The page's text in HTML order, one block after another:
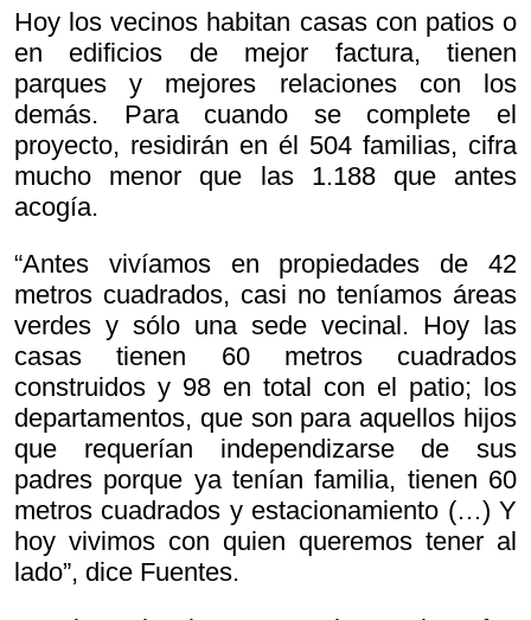
Hoy los vecinos habitan casas con patios o
en edificios de mejor factura, tienen
parques y mejores relaciones con los
demás. Para cuando se complete el
proyecto, residirán en él 504 familias, cifra
mucho menor que las 1.188 que antes
acogía.
“Antes vivíamos en propiedades de 42
metros cuadrados, casi no teníamos áreas
verdes y sólo una sede vecinal. Hoy las
casas tienen 60 metros cuadrados
construidos y 98 en total con el patio; los
departamentos, que son para aquellos hijos
que requerían independizarse de sus
padres porque ya tenían familia, tienen 60
metros cuadrados y estacionamiento (…) Y
hoy vivimos con quien queremos tener al
lado”, dice Fuentes.